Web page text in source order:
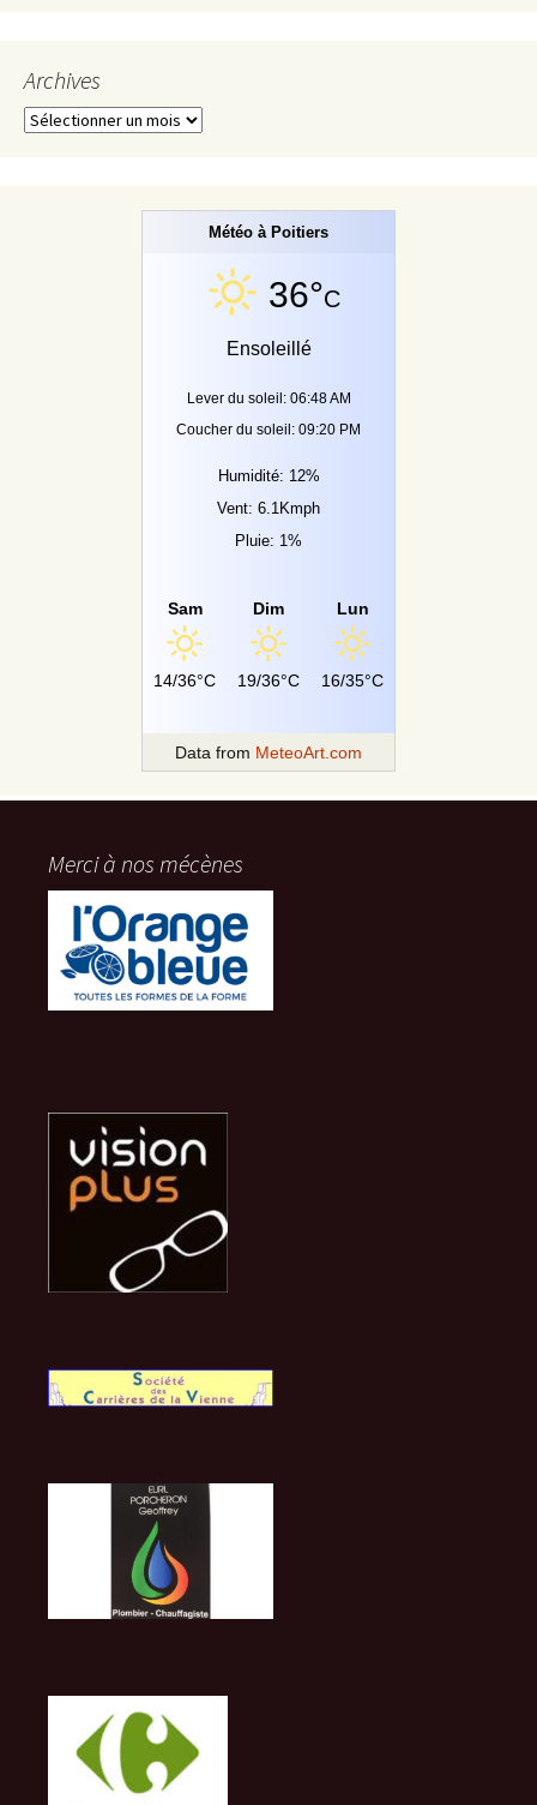
Archives
Archives
Météo à Poitiers
36°C
Ensoleillé
Lever du soleil: 06:48 AM
Coucher du soleil: 09:20 PM
Humidité: 12%
Vent: 6.1Kmph
Pluie: 1%
Sam
14/36°C
Dim
19/36°C
Lun
16/35°C
Data from MeteoArt.com
Merci à nos mécènes